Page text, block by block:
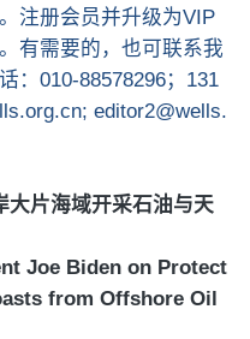
注册会员并升级为VIP
有需要的，也可联系我
：010-88578296；131
editor2@wells.
大片海域开采石油与天
Joe Biden on Protect
from Offshore Oil